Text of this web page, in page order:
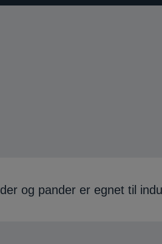
og pander er egnet til